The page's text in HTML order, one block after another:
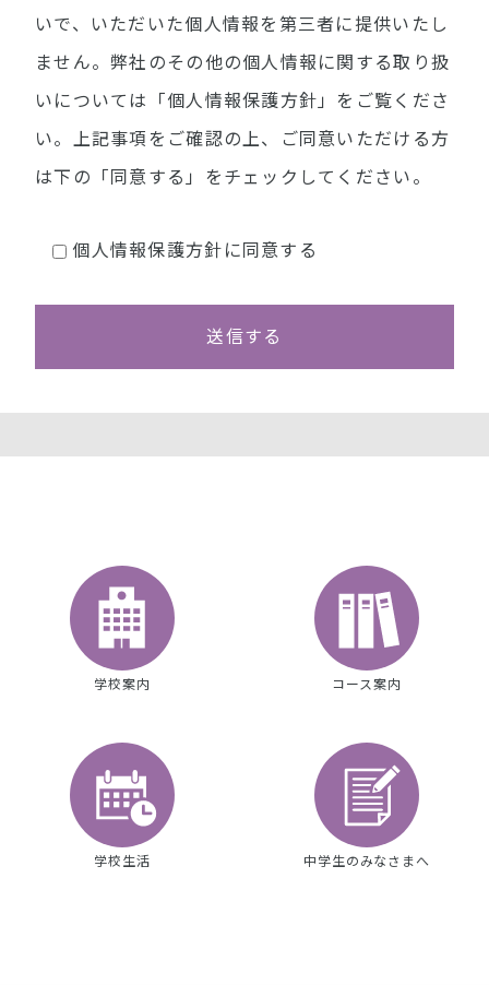
いで、いただいた個人情報を第三者に提供いたし
ません。弊社のその他の個人情報に関する取り扱
いについては「個人情報保護方針」をご覧くださ
い。上記事項をご確認の上、ご同意いただける方
は下の「同意する」をチェックしてください。
個人情報保護方針に同意する
学校案内 コース案内
学校生活 中学生のみなさまへ